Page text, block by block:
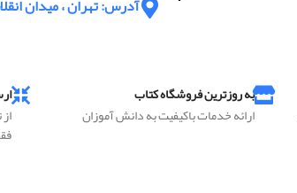
آدرس: تهران ، میدان
به روزترین فروشگاه کتاب
ارائه خدمات باکیفیت به دانش آموزان